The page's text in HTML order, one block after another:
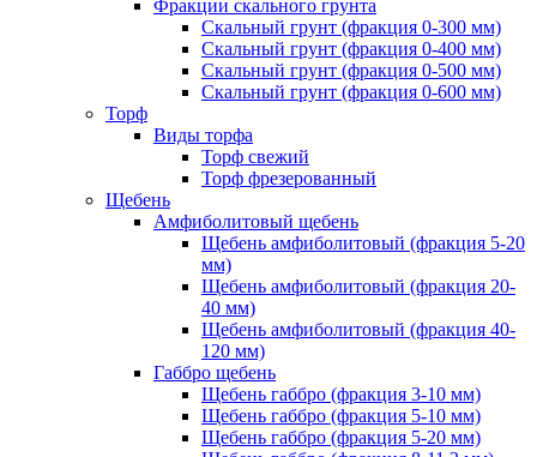
Фракции скального грунта
Скальный грунт (фракция 0-300 мм)
Скальный грунт (фракция 0-400 мм)
Скальный грунт (фракция 0-500 мм)
Скальный грунт (фракция 0-600 мм)
Торф
Виды торфа
Торф свежий
Торф фрезерованный
Щебень
Амфиболитовый щебень
Щебень амфиболитовый (фракция 5-20
мм)
Щебень амфиболитовый (фракция 20-
40 мм)
Щебень амфиболитовый (фракция 40-
120 мм)
Габбро щебень
Щебень габбро (фракция 3-10 мм)
Щебень габбро (фракция 5-10 мм)
Щебень габбро (фракция 5-20 мм)